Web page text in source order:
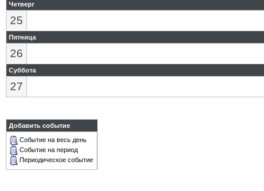
Четверг
25
Пятница
26
Суббота
27
Добавить событие
Событие на весь день
Событие на период
Периодическое событие